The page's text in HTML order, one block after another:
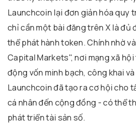
Launchcoin lại đơn giản hóa quy
chỉ cần một bài đăng trên X là đủ
thể phát hành token. Chính nhờ
Capital Markets", nơi mạng xã
động vốn minh bạch, công khai
Launchcoin đã tạo ra cơ hội cho
cá nhân đến cộng đồng - có thể
phát triển tài sản số.